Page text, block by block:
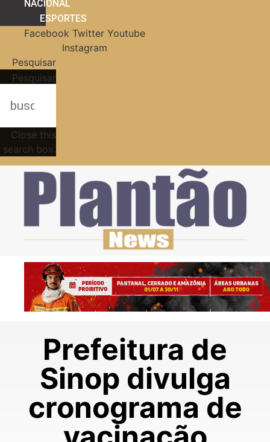
NACIONAL
ESPORTES
Facebook Twitter Youtube
Instagram
Pesquisar
Pesquisar
Close this
search box.
Prefeitura de
Sinop divulga
cronograma de